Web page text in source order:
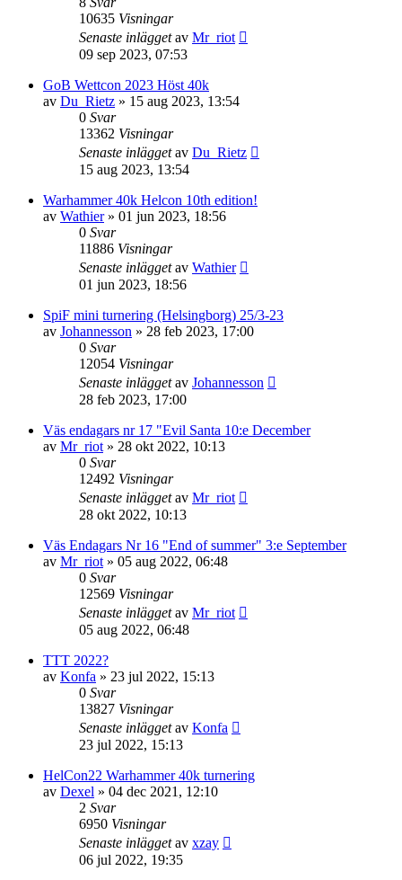
10635 Visningar
Senaste inläggetav Mr_riot
09 sep 2023, 07:53
GoB Wettcon 2023 Höst 40k
av Du_Rietz » 15 aug 2023, 13:54
0 Svar
13362 Visningar
Senaste inläggetav Du_Rietz
15 aug 2023, 13:54
Warhammer 40k Helcon 10th edition!
av Wathier» 01 jun 2023, 18:56
0 Svar
11886 Visningar
Senaste inläggetav Wathier
01 jun 2023, 18:56
SpiF mini turnering (Helsingborg) 25/3-23
av Johannesson » 28 feb 2023, 17:00
0 Svar
12054 Visningar
Senaste inläggetav Johannesson
28 feb 2023, 17:00
Väs endagars nr 17 "Evil Santa 10:e December
av Mr_riot » 28 okt 2022, 10:13
0 Svar
12492 Visningar
Senaste inläggetav Mr_riot
28 okt 2022, 10:13
Väs Endagars Nr 16 "End of summer" 3:e September
av Mr_riot » 05 aug 2022, 06:48
0 Svar
12569 Visningar
Senaste inläggetav Mr_riot
05 aug 2022, 06:48
TTT 2022?
av Konfa » 23 jul 2022, 15:13
0 Svar
13827 Visningar
Senaste inläggetav Konfa
23 jul 2022, 15:13
HelCon22 Warhammer 40k turnering
av Dexel » 04 dec 2021, 12:10
2 Svar
6950 Visningar
Senaste inläggetav xzay
06 jul 2022, 19:35